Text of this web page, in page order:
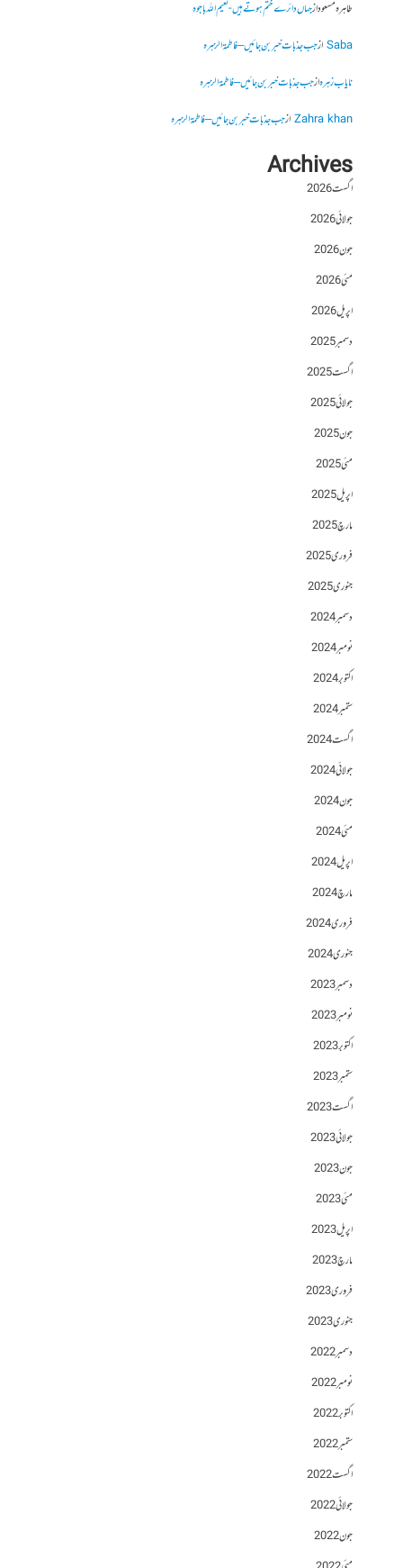
طاہرہ مسعودازجہاں دائرے ختم ہوتے ہیں- نعیم اللہ باجوہ
Sabaازجب جذبات خبر بن جائیں – فاطمۃالزہرہ
نایاب زہرہازجب جذبات خبر بن جائیں – فاطمۃالزہرہ
Zahra khanازجب جذبات خبر بن جائیں – فاطمۃالزہرہ
Archives
اگست 2026
جولائی 2026
جون 2026
مئی 2026
اپریل 2026
دسمبر 2025
اگست 2025
جولائی 2025
جون 2025
مئی 2025
اپریل 2025
مارچ 2025
فروری 2025
جنوری 2025
دسمبر 2024
نومبر 2024
اکتوبر 2024
ستمبر 2024
اگست 2024
جولائی 2024
جون 2024
مئی 2024
اپریل 2024
مارچ 2024
فروری 2024
جنوری 2024
دسمبر 2023
نومبر 2023
اکتوبر 2023
ستمبر 2023
اگست 2023
جولائی 2023
جون 2023
مئی 2023
اپریل 2023
مارچ 2023
فروری 2023
جنوری 2023
دسمبر 2022
نومبر 2022
اکتوبر 2022
ستمبر 2022
اگست 2022
جولائی 2022
جون 2022